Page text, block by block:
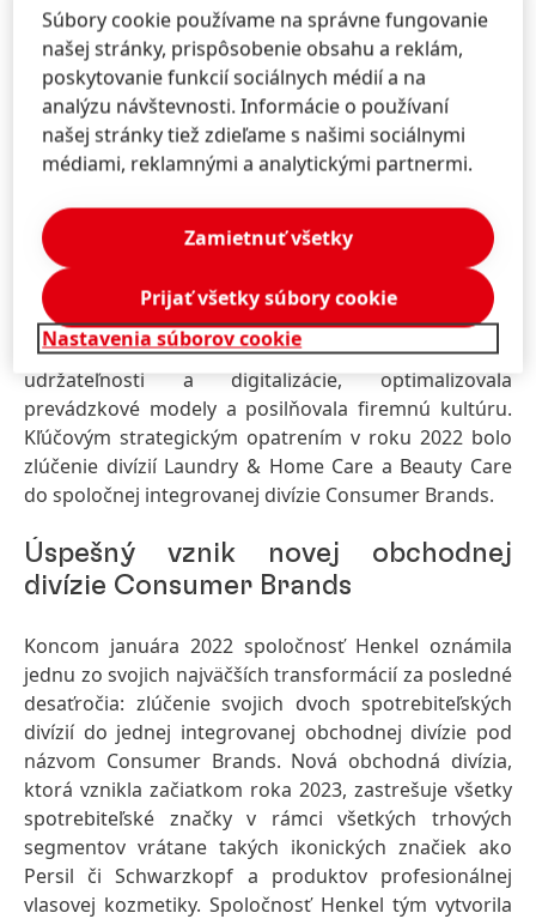
konštantných kurzových sadzbách, spoločnosť
Henkel očakáva vývoj v rozpätí -10,0 až +10,0 %.
Úspešná implementácia agendy pre
zmysluplný rast
Spoločnosť Henkel pokračovala v implementácii
svojej strategickej agendy aj napriek zložitému
makroekonomickému a geopolitickému vývoju v roku
2022. Spoločnosť ďalej rozvíjala svoje obchodné
aktivity a portfólio značiek, zvýšila
konkurencieschopnosť v oblasti inovácií,
udržateľnosti a digitalizácie, optimalizovala
prevádzkové modely a posilňovala firemnú kultúru.
Kľúčovým strategickým opatrením v roku 2022 bolo
zlúčenie divízií Laundry & Home Care a Beauty Care
do spoločnej integrovanej divízie Consumer Brands.
Úspešný vznik novej obchodnej
divízie Consumer Brands
Koncom januára 2022 spoločnosť Henkel oznámila
jednu zo svojich najväčších transformácií za posledné
desaťročia: zlúčenie svojich dvoch spotrebiteľských
divízií do jednej integrovanej obchodnej divízie pod
názvom Consumer Brands. Nová obchodná divízia,
ktorá vznikla začiatkom roka 2023, zastrešuje všetky
spotrebiteľské značky v rámci všetkých trhových
segmentov vrátane takých ikonických značiek ako
Persil či Schwarzkopf a produktov profesionálnej
vlasovej kozmetiky. Spoločnosť Henkel tým vytvorila
Súbory cookie používame na správne fungovanie
našej stránky, prispôsobenie obsahu a reklám,
poskytovanie funkcií sociálnych médií a na
analýzu návštevnosti. Informácie o používaní
našej stránky tiež zdieľame s našimi sociálnymi
médiami, reklamnými a analytickými partnermi.
Nastavenia súborov cookie
Zamietnuť všetky
Prijať všetky súbory cookie